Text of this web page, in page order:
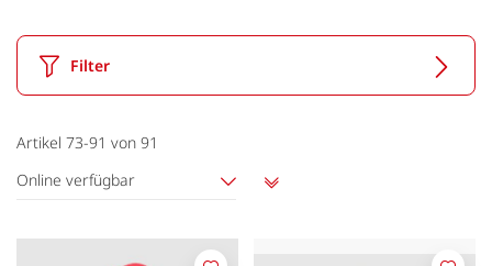
Filter
Artikel 73-91 von 91
Online verfügbar